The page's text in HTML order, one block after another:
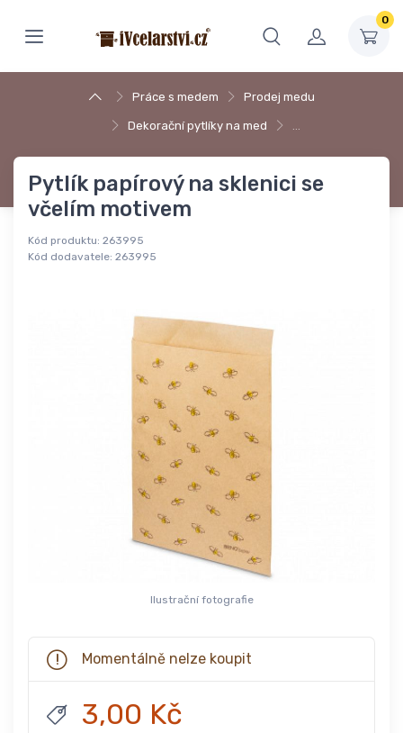
0
Práce s medem Prodej medu
Dekorační pytlíky na med …
Pytlík papírový na sklenici se
včelím motivem
Kód produktu: 263995
Kód dodavatele: 263995
Ilustrační fotografie
Momentálně nelze koupit
3,00 Kč